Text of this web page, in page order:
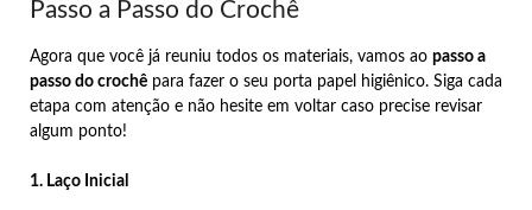
Passo a Passo do Crochê
Agora que você já reuniu todos os materiais, vamos ao passo a
passo do crochê para fazer o seu porta papel higiênico. Siga cada
etapa com atenção e não hesite em voltar caso precise revisar
algum ponto!
1. Laço Inicial